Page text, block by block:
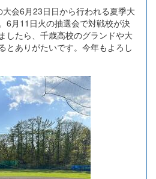
会6月23日日から行われる夏季大
6月11日火の抽選会で対戦校が決
したら、千歳高校のグランドや大
とありがたいです。今年もよろし